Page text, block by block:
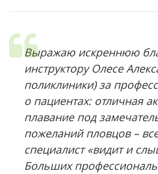
Выражаю искреннюю
инструктору Олесе
поликлиники) за
о пациентах: отличная
плавание под
пожеланий пловцов –
специалист «видит и
Больших